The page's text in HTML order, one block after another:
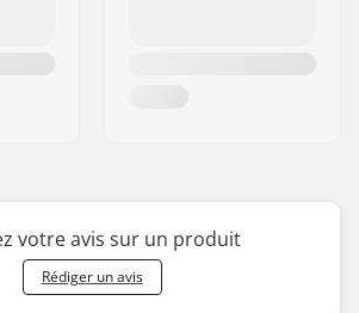
votre avis sur un produit
Rédiger un avis